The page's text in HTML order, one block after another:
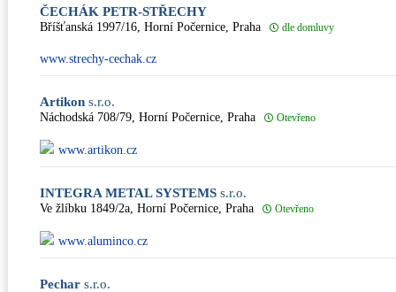
ČECHÁK PETR-STŘECHY
Bříšťanská 1997/16, Horní Počernice, Praha dle domluvy
www.strechy-cechak.cz
Artikon s.r.o.
Náchodská 708/79, Horní Počernice, Praha Otevřeno
www.artikon.cz
INTEGRA METAL SYSTEMS s.r.o.
Ve žlíbku 1849/2a, Horní Počernice, Praha Otevřeno
www.aluminco.cz
Pechar s.r.o.